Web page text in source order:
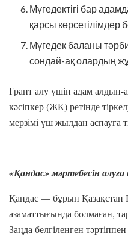
Мүгедектігі бар
қарсы көрсетілімдер
Мүгедек баланы
сондай-ақ олардың
Грант алу үшін адам
кәсіпкер (ЖК) ретінде
мерзімі үш жылдан аспауға
«Қандас» мәртебесін
Қандас — бұрын Қазақстан
азаматтығында болмаған,
Заңда белгіленген